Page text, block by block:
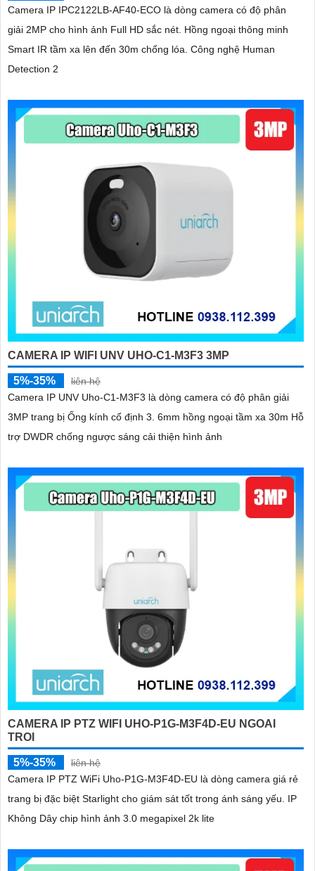
Camera IP IPC2122LB-AF40-ECO là dòng camera có độ phân
giải 2MP cho hình ảnh Full HD sắc nét. Hồng ngoại thông minh
Smart IR tầm xa lên đến 30m chống lóa. Công nghệ Human
Detection 2
CAMERA IP WIFI UNV UHO-C1-M3F3 3MP
5%-35%
liên hệ
Camera IP UNV Uho-C1-M3F3 là dòng camera có độ phân giải
3MP trang bị Ống kính cố định 3. 6mm hồng ngoại tầm xa 30m Hỗ
trợ DWDR chống ngược sáng cải thiện hình ảnh
CAMERA IP PTZ WIFI UHO-P1G-M3F4D-EU NGOAI
TROI
5%-35%
liên hệ
Camera IP PTZ WiFi Uho-P1G-M3F4D-EU là dòng camera giá rẻ
trang bị đặc biệt Starlight cho giám sát tốt trong ánh sáng yếu. IP
Không Dây chip hình ảnh 3.0 megapixel 2k lite